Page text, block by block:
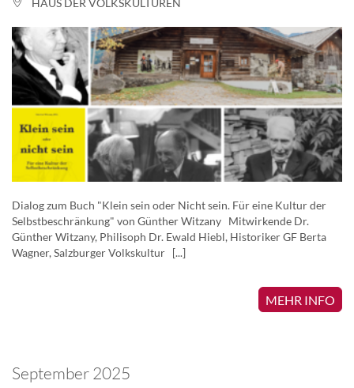
HAUS DER VOLKSKULTUREN
Dialog zum Buch "Klein sein oder Nicht sein. Für eine Kultur der
Selbstbeschränkung" von Günther Witzany Mitwirkende Dr.
Günther Witzany, Philisoph Dr. Ewald Hiebl, Historiker GF Berta
Wagner, Salzburger Volkskultur [...]
MEHR INFO
September 2025